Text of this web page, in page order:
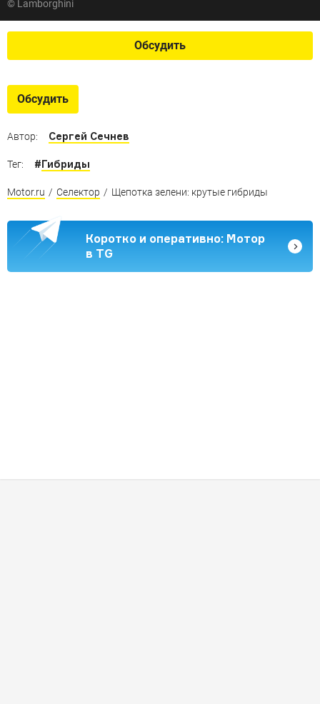
© Lamborghini
Обсудить
Обсудить
Автор: Сергей Сечнев
Тег: #Гибриды
Motor.ru / Селектор / Щепотка зелени: крутые гибриды
Коротко и оперативно: Мотор
в TG